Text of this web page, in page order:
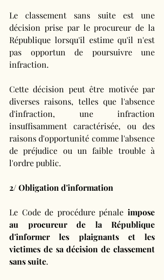
Le classement sans suite est une
décision prise par le procureur de la
République lorsqu'il estime qu'il n'est
pas opportun de poursuivre une
infraction.
Cette décision peut être motivée par
diverses raisons, telles que l'absence
d'infraction, une infraction
insuffisamment caractérisée, ou des
raisons d'opportunité comme l'absence
de préjudice ou un faible trouble à
l'ordre public.
2/ Obligation d'information
Le Code de procédure pénale impose
au procureur de la République
d'informer les plaignants et les
victimes de sa décision de classement
sans suite.